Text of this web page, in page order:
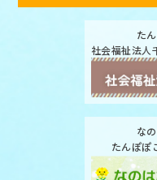
た
社会福祉法人
な
たんぽぽ